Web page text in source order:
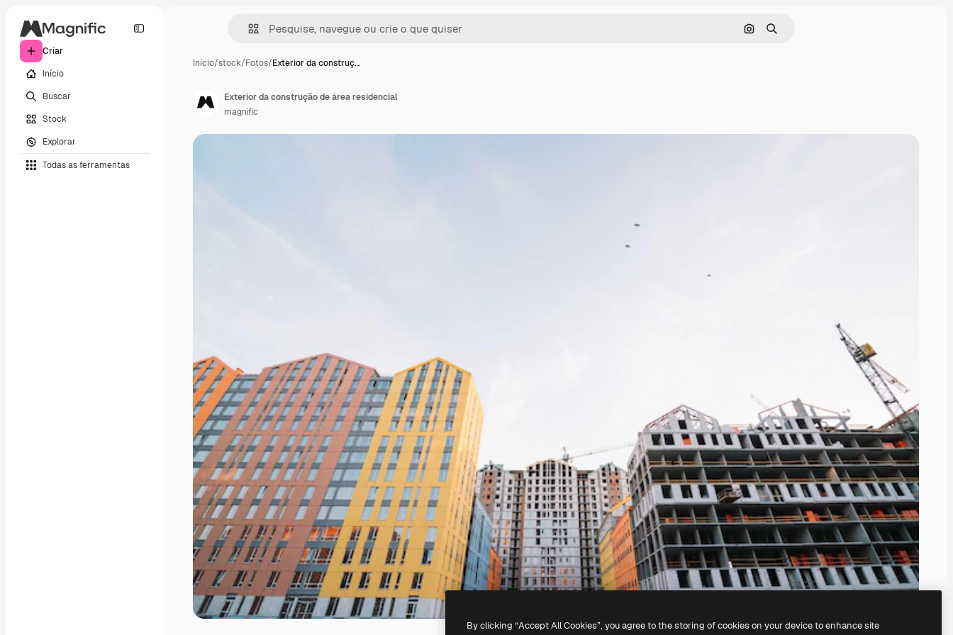
Criar
Início
Buscar
Stock
Explorar
Todas as ferramentas
Pesquisar por imagem
Buscar
Início/stock/Fotos/Exterior da construç…
Exterior da construção de área residencial
magnific
By clicking “Accept All Cookies”, you agree to the storing of cookies on your device to enhance site